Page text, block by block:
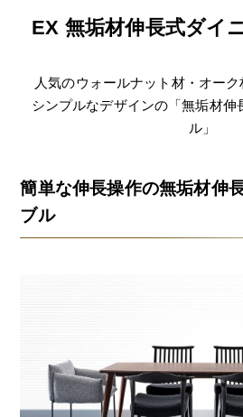
EX 無垢材伸長式ダイ
人気のウォールナット材・オー
シンプルなデザインの「無垢材伸
ル」
簡単な伸長操作の無垢材伸
ブル